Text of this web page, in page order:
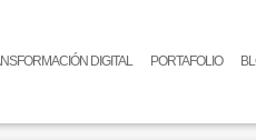
DIGITAL PORTAFOLIO